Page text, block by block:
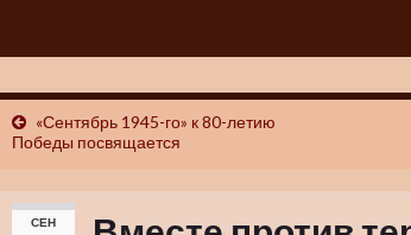
«Сентябрь 1945-го» к 80-летию
Победы посвящается
СЕН